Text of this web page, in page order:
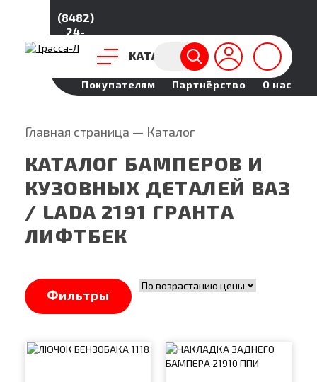
(8482)
24-
95-51
Обратный звонок
Покупателям Партнёрство О нас
КАТАЛОГ
Главная страница — Каталог
КАТАЛОГ БАМПЕРОВ И
КУЗОВНЫХ ДЕТАЛЕЙ ВАЗ
/ LADA 2191 ГРАНТА
ЛИФТБЕК
Фильтры